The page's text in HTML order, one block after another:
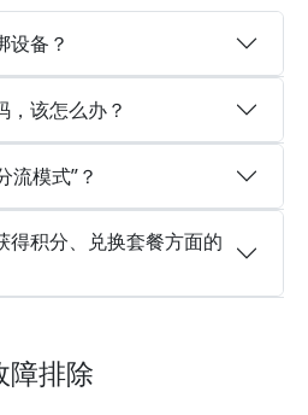
设备？
，该怎么办？
流模式”？
得积分、兑换套餐方面的
障排除